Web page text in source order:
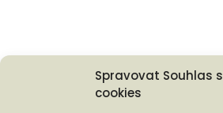
Spravovat Souhlas s
cookies